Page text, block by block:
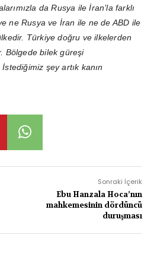
da Rusya ile İran’la farklı
ne Rusya ve İran ile ne de ABD ile
Türkiye doğru ve ilkelerden
Bölgede bilek güreşi
İstediğimiz şey artık kanın
Sonraki İçerik
Ebu Hanzala Hoca’nın
mahkemesinin dördüncü
duruşması